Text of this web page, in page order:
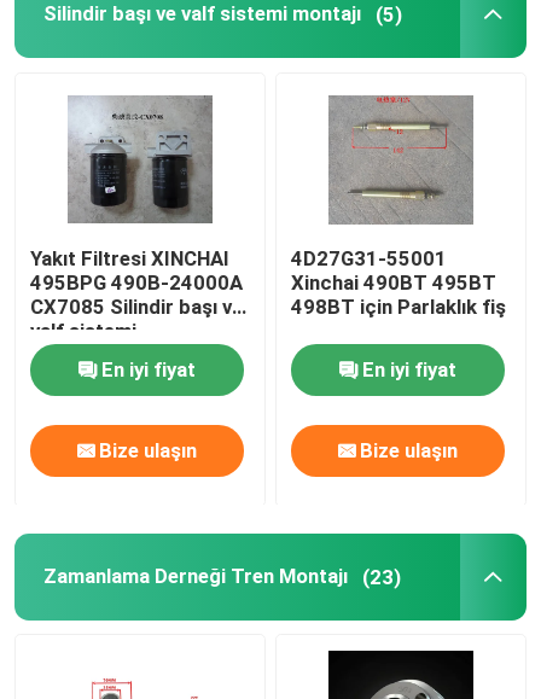
Videolar
Hakkımızda
Fabrika turu
Kalite Kontrolü
Bizimle İletişim
Motor montajı
Silindir başı ve valf sistemi montajı (5)
Yakıt Filtresi XINCHAI
495BPG 490B-24000A
CX7085 Silindir başı ve
valf sistemi
En iyi fiyat
Bize ulaşın
4D27G31-55001
Xinchai 490BT 495BT
498BT için Parlaklık fiş
En iyi fiyat
Bize ulaşın
Zamanlama Derneği Tren Montajı (23)